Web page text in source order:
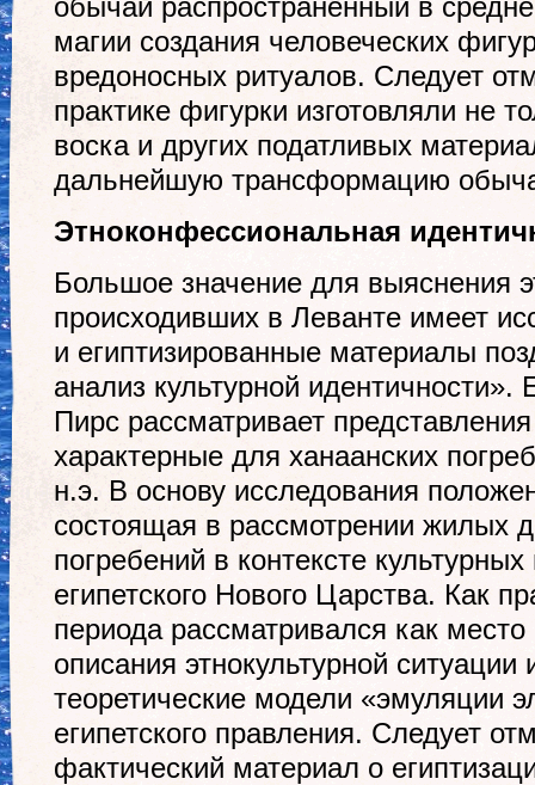
обычай распространённый в
магии создания человеческих
вредоносных ритуалов. Следует
практике фигурки изготовляли не
воска и других податливых
дальнейшую трансформацию
Этноконфессиональная
Большое значение для выяснения
происходивших в Леванте имеет
и египтизированные материалы
анализ культурной идентичности».
Пирс рассматривает
характерные для ханаанских
н.э. В основу исследования
состоящая в рассмотрении жилых
погребений в контексте
египетского Нового Царства. Как
периода рассматривался как
описания этнокультурной ситуации
теоретические модели «эмуляции
египетского правления. Следует
фактический материал о